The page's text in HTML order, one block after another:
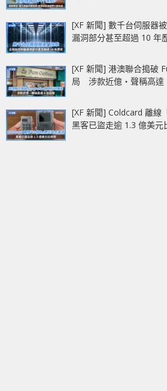
[XF 新聞] 數千台伺服器
漏洞部分甚至超過 10 年
[XF 新聞] 港澳聯合搗破
局 涉款近億‧聲稱高達
[XF 新聞] Coldcard 離線
黑客已盜走逾 1.3 億美元